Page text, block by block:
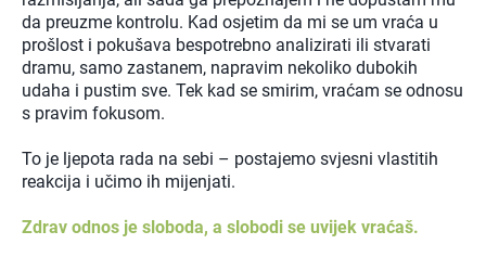
da preuzme kontrolu. Kad osjetim da mi se um vraća u
prošlost i pokušava bespotrebno analizirati ili stvarati
dramu, samo zastanem, napravim nekoliko dubokih
udaha i pustim sve. Tek kad se smirim, vraćam se odnosu
s pravim fokusom.
To je ljepota rada na sebi – postajemo svjesni vlastitih
reakcija i učimo ih mijenjati.
Zdrav odnos je sloboda, a slobodi se uvijek vraćaš.